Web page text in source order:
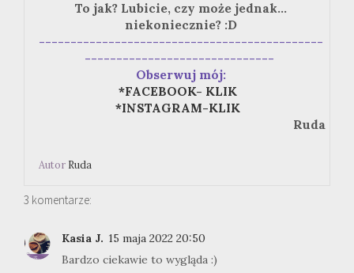
To jak? Lubicie, czy może jednak...
niekoniecznie? :D
---------------------------------------------
------------------------------
Obserwuj mój:
*FACEBOOK- KLIK
*INSTAGRAM-KLIK
Ruda
Autor Ruda
3 komentarze:
Kasia J. 15 maja 2022 20:50
Bardzo ciekawie to wygląda :)